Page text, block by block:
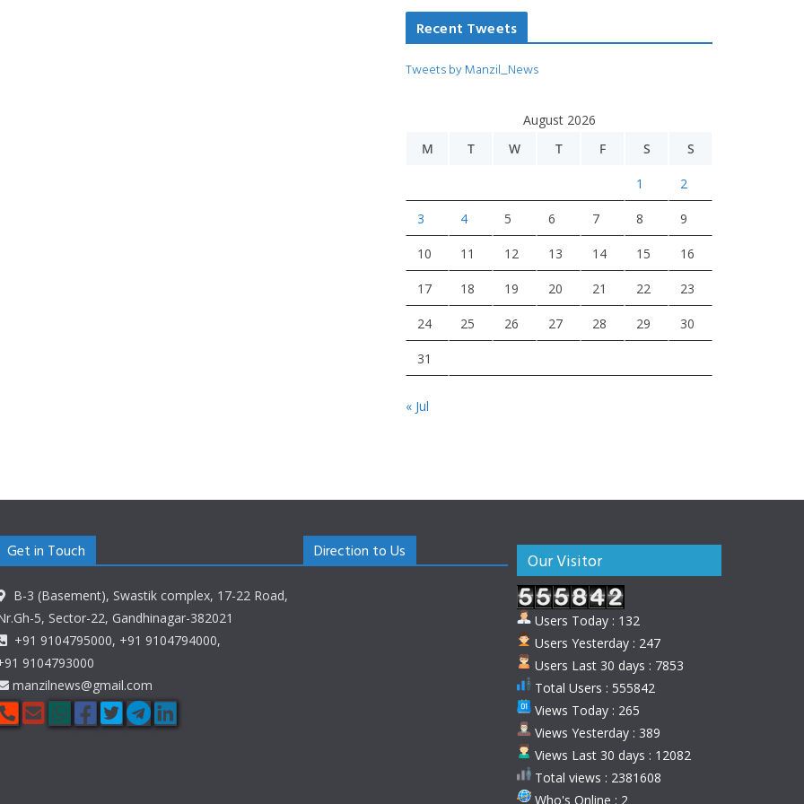
Recent Tweets
Tweets by Manzil_News
August 2026
M
T W T F S S
1 2
3 4 5 6 7 8 9
10 11 12 13 14 15 16
17 18 19 20 21 22 23
24 25 26 27 28 29 30
31
« Jul
Get in Touch
B-3 (Basement), Swastik complex, 17-22 Road,
5, Sector-22, Gandhinagar-382021
+91 9104795000, +91 9104794000,
9104793000
manzilnews@gmail.com
Direction to Us Our Visitor
Users Today : 132
Users Yesterday : 247
Users Last 30 days : 7853
Total Users : 555842
Views Today : 265
Views Yesterday : 389
Views Last 30 days : 12082
Total views : 2381608
Who's Online : 2